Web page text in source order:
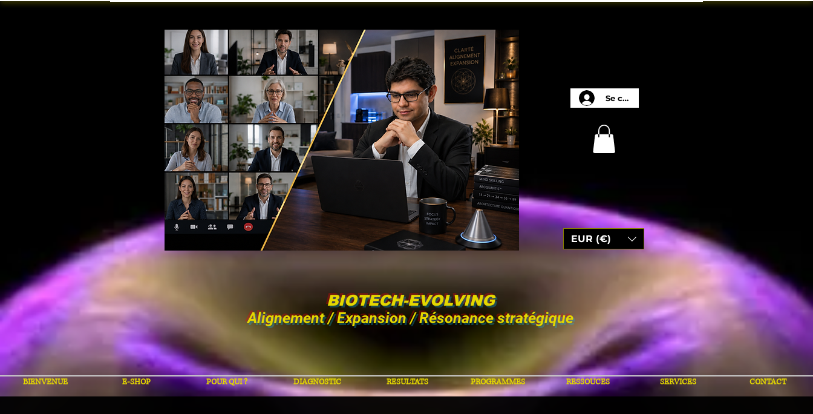
Se connecter
EUR (€)
BIOTECH-EVOLVING
Alignement / Expansion / Résonance stratégique
BIENVENUE E-SHOP POUR QUI ? DIAGNOSTIC RESULTATS PROGRAMMES RESSOUCES SERVICES CONTACT